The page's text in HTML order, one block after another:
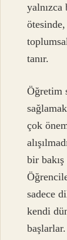
yalnızca
tanır.
Öğretim
çok
bir
sadece
kendi